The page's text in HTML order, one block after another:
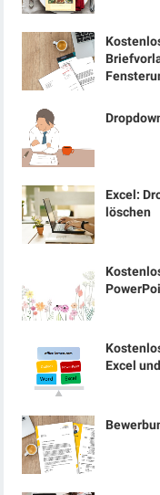
Excel:
löschen
Excel